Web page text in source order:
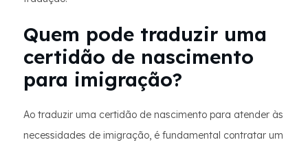
Quem pode traduzir uma
certidão de nascimento
para imigração?
Ao traduzir uma certidão de nascimento para atender às
necessidades de imigração, é fundamental contratar um